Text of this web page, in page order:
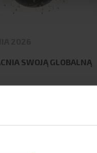
SWOJĄ GLOBALNĄ